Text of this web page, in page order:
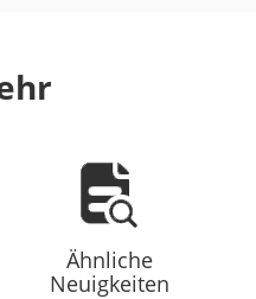
Ähnliche
Neuigkeiten